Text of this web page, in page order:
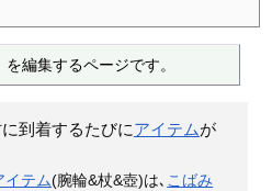
編集するページです。
到着するたびにアイテムが
イテム(腕輪&杖&壺)は､ こばみ